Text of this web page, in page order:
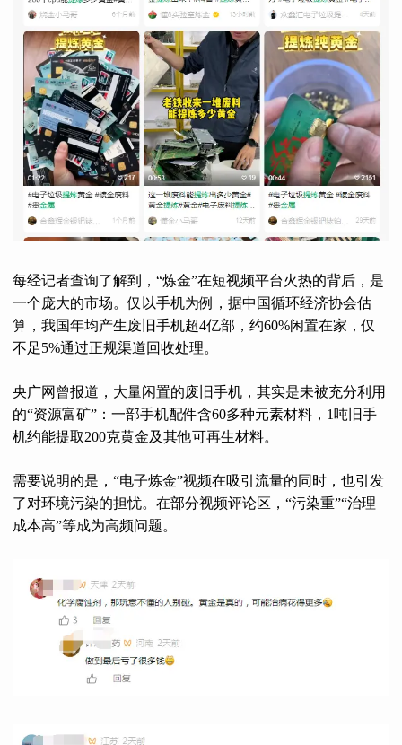
每经记者查询了解到，“炼金”在短视频平台火热的背后，是
一个庞大的市场。仅以手机为例，据中国循环经济协会估
算，我国年均产生废旧手机超4亿部，约60%闲置在家，仅
不足5%通过正规渠道回收处理。
央广网曾报道，大量闲置的废旧手机，其实是未被充分利用
的“资源富矿”：一部手机配件含60多种元素材料，1吨旧手
机约能提取200克黄金及其他可再生材料。
需要说明的是，“电子炼金”视频在吸引流量的同时，也引发
了对环境污染的担忧。在部分视频评论区，“污染重”“治理
成本高”等成为高频问题。